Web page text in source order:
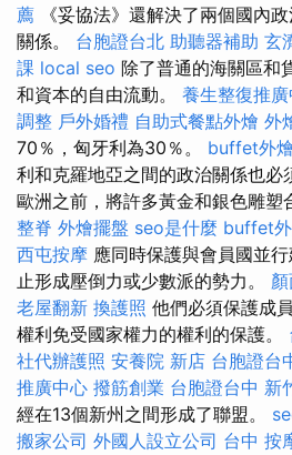
薦 《妥協法》還解決了兩個國內
關係。 台胞證台北 助聽器補助 玄
課 local seo 除了普通的海關區和
和資本的自由流動。 養生整復推
調整 戶外婚禮 自助式餐點外燴 外
70％，匈牙利為30％。 buffet外
利和克羅地亞之間的政治關係也必
歐洲之前，將許多黃金和銀色雕塑
整脊 外燴擺盤 seo是什麼 buffet
西屯按摩 應同時保護與會員國並
止形成壓倒力或少數派的勢力。
老屋翻新 換護照 他們必須保護成
權利免受國家權力的權利的保護。
社代辦護照 安養院 新店 台胞證台
推廣中心 撥筋創業 台胞證台中 新
經在13個新州之間形成了聯盟。
搬家公司 外國人設立公司 台中 按